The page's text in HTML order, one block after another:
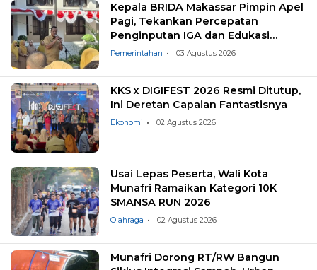
Kepala BRIDA Makassar Pimpin Apel
Pagi, Tekankan Percepatan
Penginputan IGA dan Edukasi
Pemilahan Sampah
Pemerintahan 03 Agustus 2026
KKS x DIGIFEST 2026 Resmi Ditutup,
Ini Deretan Capaian Fantastisnya
Ekonomi 02 Agustus 2026
Usai Lepas Peserta, Wali Kota
Munafri Ramaikan Kategori 10K
SMANSA RUN 2026
Olahraga 02 Agustus 2026
Munafri Dorong RT/RW Bangun